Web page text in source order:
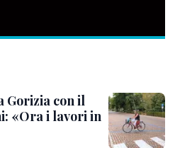
Gorizia con il
«Ora i lavori in